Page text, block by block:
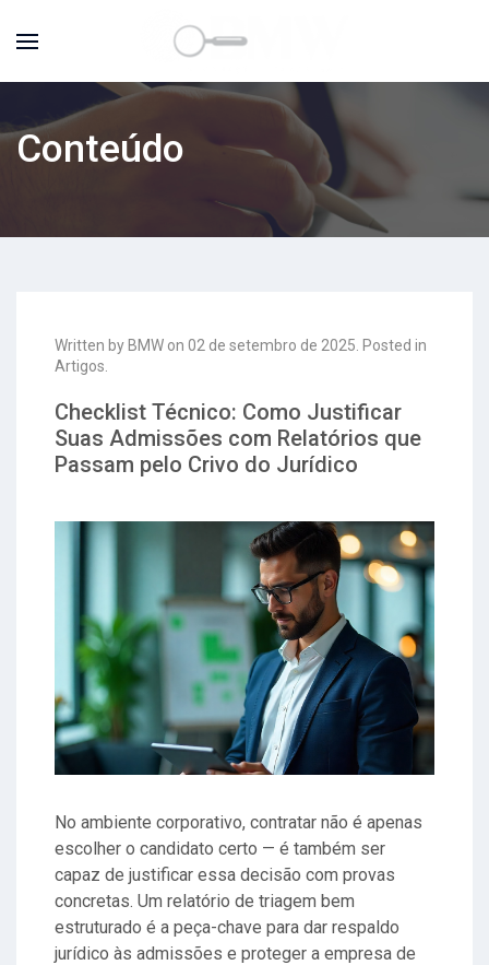
Conteúdo
Written by BMW on 02 de setembro de 2025 . Posted in
Artigos
Checklist Técnico: Como Justificar
Suas Admissões com Relatórios que
Passam pelo Crivo do Jurídico
No ambiente corporativo, contratar não é apenas
escolher o candidato certo — é também ser
capaz de justificar essa decisão com provas
concretas. Um relatório de triagem bem
estruturado é a peça-chave para dar respaldo
jurídico às admissões e proteger a empresa de